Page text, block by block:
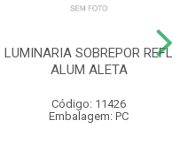
LUMINARIA SOBREPOR REFL
ALUM ALETA
Código: 11426
Embalagem: PC